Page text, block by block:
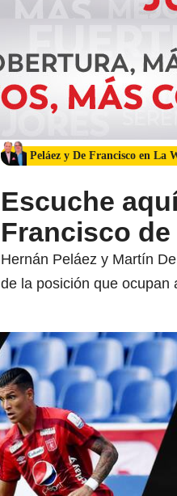
Peláez y De Francisco en La
Escuche
Francisco
Hernán Peláez y Martín
de la posición que ocupan